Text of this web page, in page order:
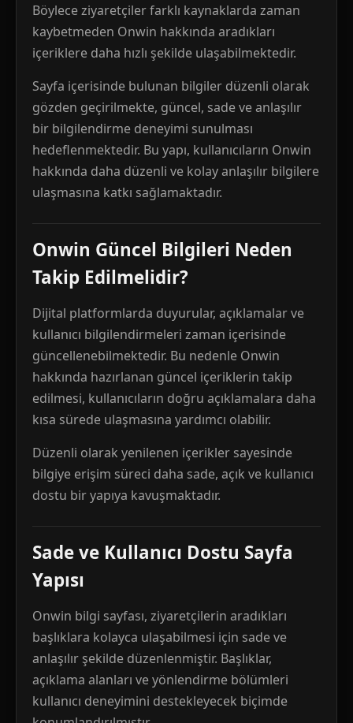
Böylece ziyaretçiler farklı kaynaklarda zaman
kaybetmeden Onwin hakkında aradıkları
içeriklere daha hızlı şekilde ulaşabilmektedir.
Sayfa içerisinde bulunan bilgiler düzenli olarak
gözden geçirilmekte, güncel, sade ve anlaşılır
bir bilgilendirme deneyimi sunulması
hedeflenmektedir. Bu yapı, kullanıcıların Onwin
hakkında daha düzenli ve kolay anlaşılır bilgilere
ulaşmasına katkı sağlamaktadır.
Onwin Güncel Bilgileri Neden
Takip Edilmelidir?
Dijital platformlarda duyurular, açıklamalar ve
kullanıcı bilgilendirmeleri zaman içerisinde
güncellenebilmektedir. Bu nedenle Onwin
hakkında hazırlanan güncel içeriklerin takip
edilmesi, kullanıcıların doğru açıklamalara daha
kısa sürede ulaşmasına yardımcı olabilir.
Düzenli olarak yenilenen içerikler sayesinde
bilgiye erişim süreci daha sade, açık ve kullanıcı
dostu bir yapıya kavuşmaktadır.
Sade ve Kullanıcı Dostu Sayfa
Yapısı
Onwin bilgi sayfası, ziyaretçilerin aradıkları
başlıklara kolayca ulaşabilmesi için sade ve
anlaşılır şekilde düzenlenmiştir. Başlıklar,
açıklama alanları ve yönlendirme bölümleri
kullanıcı deneyimini destekleyecek biçimde